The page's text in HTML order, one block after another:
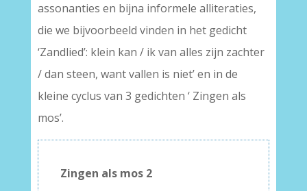
assonanties en bijna informele alliteraties,
die we bijvoorbeeld vinden in het gedicht
‘Zandlied’: klein kan / ik van alles zijn zachter
/ dan steen, want vallen is niet’ en in de
kleine cyclus van 3 gedichten ‘ Zingen als
mos’.
Zingen als mos 2